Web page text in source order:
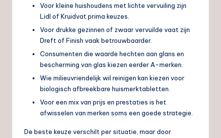
Voor kleine huishoudens met lichte vervuiling zijn
Lidl of Kruidvat prima keuzes.
Voor drukke gezinnen of zwaar vervuilde vaat zijn
Dreft of Finish vaak betrouwbaarder.
Consumenten die waarde hechten aan glans en
bescherming van glas kiezen eerder A-merken.
Wie milieuvriendelijk wil reinigen kan kiezen voor
biologisch afbreekbare huismerktabletten.
Voor een mix van prijs en prestaties is het
afwisselen van merken soms een goede strategie.
De beste keuze verschilt per situatie, maar door